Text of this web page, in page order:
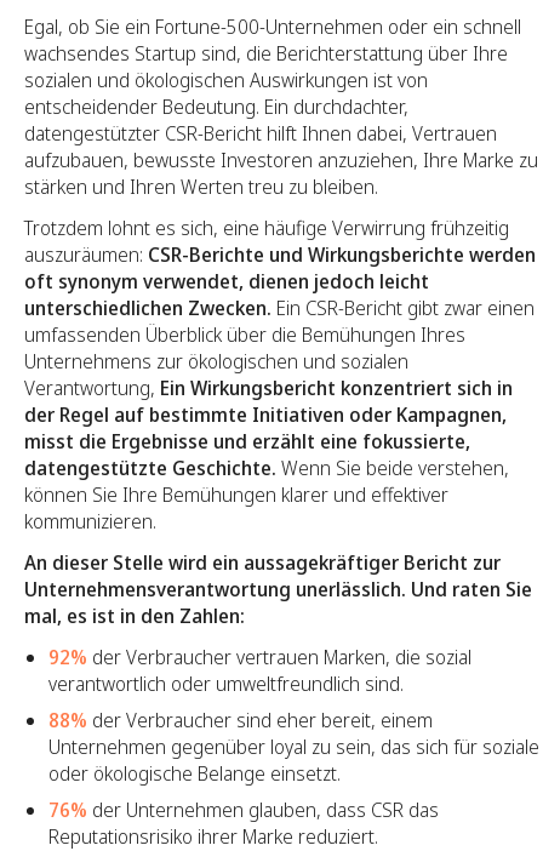
Egal, ob Sie ein Fortune-500-Unternehmen oder ein schnell
wachsendes Startup sind, die Berichterstattung über Ihre
sozialen und ökologischen Auswirkungen ist von
entscheidender Bedeutung. Ein durchdachter,
datengestützter CSR-Bericht hilft Ihnen dabei, Vertrauen
aufzubauen, bewusste Investoren anzuziehen, Ihre Marke zu
stärken und Ihren Werten treu zu bleiben.
Trotzdem lohnt es sich, eine häufige Verwirrung frühzeitig
auszuräumen: CSR-Berichte und Wirkungsberichte werden
oft synonym verwendet, dienen jedoch leicht
unterschiedlichen Zwecken. Ein CSR-Bericht gibt zwar einen
umfassenden Überblick über die Bemühungen Ihres
Unternehmens zur ökologischen und sozialen
Verantwortung, Ein Wirkungsbericht konzentriert sich in
der Regel auf bestimmte Initiativen oder Kampagnen,
misst die Ergebnisse und erzählt eine fokussierte,
datengestützte Geschichte. Wenn Sie beide verstehen,
können Sie Ihre Bemühungen klarer und effektiver
kommunizieren.
An dieser Stelle wird ein aussagekräftiger Bericht zur
Unternehmensverantwortung unerlässlich. Und raten Sie
mal, es ist in den Zahlen:
92% der Verbraucher vertrauen Marken, die sozial
verantwortlich oder umweltfreundlich sind.
88% der Verbraucher sind eher bereit, einem
Unternehmen gegenüber loyal zu sein, das sich für soziale
oder ökologische Belange einsetzt.
76% der Unternehmen glauben, dass CSR das
Reputationsrisiko ihrer Marke reduziert.